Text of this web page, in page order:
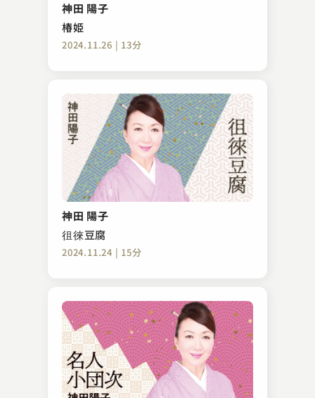
神田 陽子
椿姫
2024.11.26 | 13分
神田 陽子
徂徠豆腐
2024.11.24 | 15分